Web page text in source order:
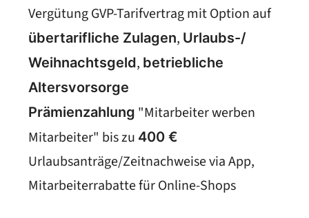
Vergütung GVP-Tarifvertrag mit Option auf
übertarifliche Zulagen, Urlaubs-/
Weihnachtsgeld, betriebliche
Altersvorsorge
Prämienzahlung "Mitarbeiter werben
Mitarbeiter" bis zu 400 €
Urlaubsanträge/Zeitnachweise via App,
Mitarbeiterrabatte für Online-Shops